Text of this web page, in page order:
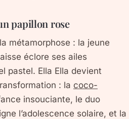
papillon rose
métamorphose : la jeune
éclore ses ailes
pastel. Ella Ella devient
: la coco-
insouciante, le duo
l’adolescence solaire, et la